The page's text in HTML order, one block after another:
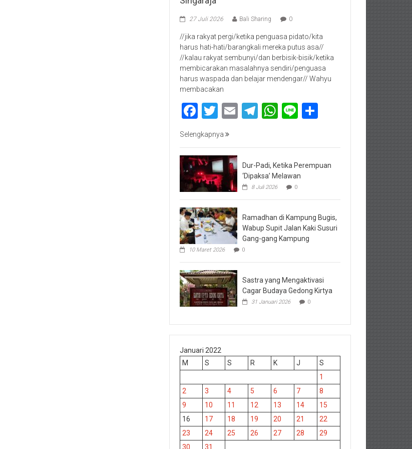
27 Juli 2026 Bali Sharing 0
//jika rakyat pergi/ketika penguasa pidato/kita
harus hati-hati/barangkali mereka putus asa//
//kalau rakyat sembunyi/dan berbisik-bisik/ketika
membicarakan masalahnya sendiri/penguasa
harus waspada dan belajar mendengar// Wahyu
membacakan
Facebook
Twitter
EmailTelegram
WhatsApp
Line
Selengkapnya
Dur-Padi, Ketika Perempuan
‘Dipaksa’ Melawan
8 Juli 2026 0
Ramadhan di Kampung Bugis,
Wabup Supit Jalan Kaki Susuri
Gang-gang Kampung
10 Maret 2026 0
Sastra yang Mengaktivasi
Cagar Budaya Gedong Kirtya
31 Januari 2026 0
Januari 2022
M
S S R K J
S
1
2
3 4 5 6 7
8
9
10 11 12 13 14
15
16
17 18 19 20 21
22
23
24 25 26 27 28
29
30
31